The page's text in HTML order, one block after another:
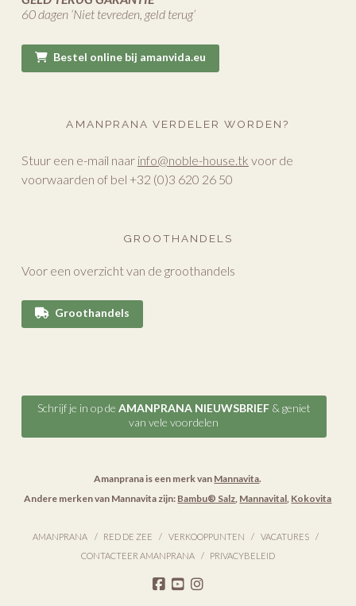
60 dagen ‘Niet tevreden, geld terug’
Bestel online bij amanvida.eu
AMANPRANA VERDELER WORDEN?
Stuur een e-mail naar info@noble-house.tk voor de
voorwaarden of bel +32 (0)3 620 26 50
GROOTHANDELS
Voor een overzicht van de groothandels
Groothandels
Schrijf je in op de AMANPRANA NIEUWSBRIEF& geniet
van vele voordelen
Amanprana is een merk van Mannavita.
Andere merken van Mannavita zijn: Bambu® Salz, Mannavital, Kokovita
AMANPRANA RED DE ZEE VERKOOPPUNTEN
VACATURES
CONTACTEER AMANPRANA
PRIVACYBELEID